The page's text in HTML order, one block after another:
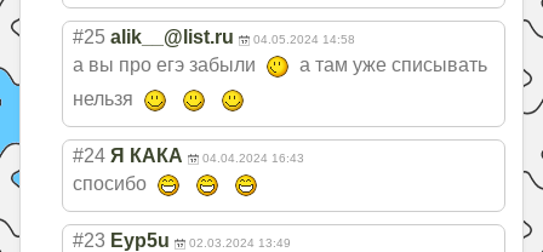
#25 alik__@list.ru 04.05.2024 14:58
а вы про егэ забыли
а там уже списывать
нельзя
#24 Я КАКА 04.04.2024 16:43
спосибо
#23 Eyp5u 02.03.2024 13:49